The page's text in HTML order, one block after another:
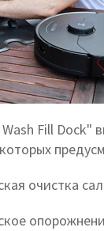
Fill Dock"
очистка